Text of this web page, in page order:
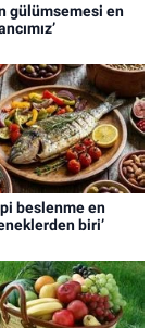
gülümsemesi en
beslenme en
biri’